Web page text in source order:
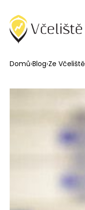
Domů›Blog›Ze Včeliště